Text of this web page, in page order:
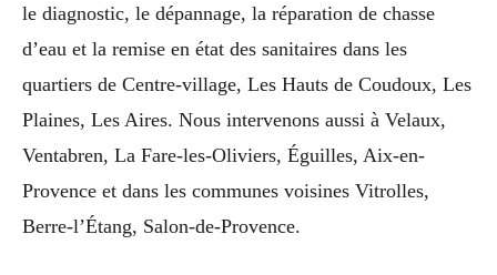
le diagnostic, le dépannage, la réparation de chasse
d’eau et la remise en état des sanitaires dans les
quartiers de Centre-village, Les Hauts de Coudoux, Les
Plaines, Les Aires. Nous intervenons aussi à Velaux,
Ventabren, La Fare-les-Oliviers, Éguilles, Aix-en-
Provence et dans les communes voisines Vitrolles,
Berre-l’Étang, Salon-de-Provence.